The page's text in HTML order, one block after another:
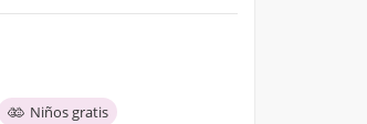
Niños gratis